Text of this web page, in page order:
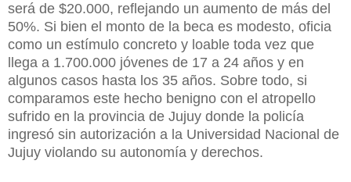
será de $20.000, reflejando un aumento de más del
50%. Si bien el monto de la beca es modesto, oficia
como un estímulo concreto y loable toda vez que
llega a 1.700.000 jóvenes de 17 a 24 años y en
algunos casos hasta los 35 años. Sobre todo, si
comparamos este hecho benigno con el atropello
sufrido en la provincia de Jujuy donde la policía
ingresó sin autorización a la Universidad Nacional de
Jujuy violando su autonomía y derechos.